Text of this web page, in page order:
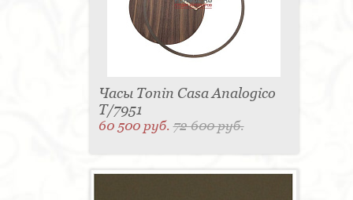
Часы Tonin Casa Analogico
T/7951
60 500 руб.72 600 руб.